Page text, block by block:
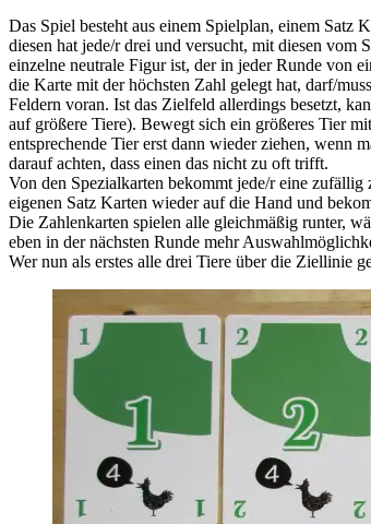
Das Spiel besteht aus einem Spielplan, einem
diesen hat jede/r drei und versucht, mit diesen vom
einzelne neutrale Figur ist, der in jeder Runde von
die Karte mit der höchsten Zahl gelegt hat, darf/
Feldern voran. Ist das Zielfeld allerdings besetzt,
auf größere Tiere). Bewegt sich ein größeres Tier
entsprechende Tier erst dann wieder ziehen, wenn
darauf achten, dass einen das nicht zu oft trifft.
Von den Spezialkarten bekommt jede/r eine
eigenen Satz Karten wieder auf die Hand und
Die Zahlenkarten spielen alle gleichmäßig runter,
eben in der nächsten Runde mehr
Wer nun als erstes alle drei Tiere über die Ziellinie